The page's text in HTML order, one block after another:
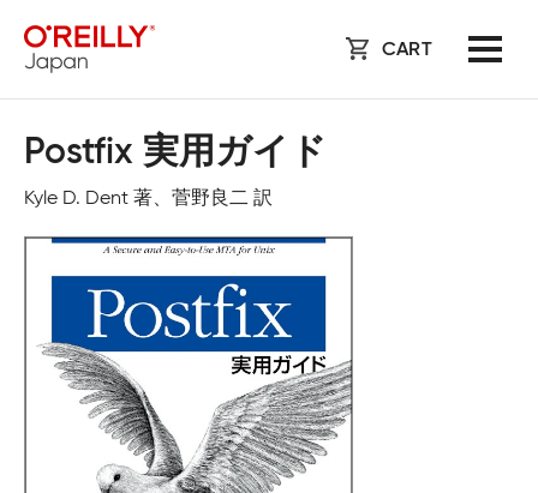
CART
Postfix 実用ガイド
Kyle D. Dent 著、菅野良二 訳